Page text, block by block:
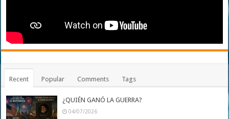
Recent Popular Comments Tags
¿QUIÉN GANÓ LA GUERRA?
04/07/2026